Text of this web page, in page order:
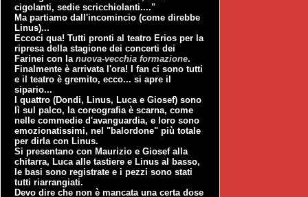
cigolanti, sedie scricchiolanti...."
Ma partiamo dall'incomincio (come direbbe
Linus)...
Eccoci qua! Tutti pronti al teatro Erios per la
ripresa della stagione dei concerti dei
Farinei con la nuova-vecchia formazione.
Finalmente è arrivata l'ora! I fan ci sono tutti
e il teatro è gremito, ecco... si apre il
sipario...
I quattro (Dondi, Linus, Luca e Giosef) sono
lì sul palco, la coreografia è scarna, come
nelle commedie d'avanguardia, e loro sono
emozionatissimi, nel "balordone" più totale
per dirla con Linus.
Si presentano con Maurizio e Giosef alla
chitarra, Luca alle tastiere e Linus al basso,
le basi sono registrate e i pezzi sono stati
tutti riarrangiati.
Devo dire che non è mancata una certa dose